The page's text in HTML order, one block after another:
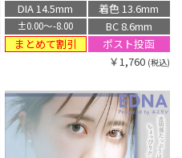
DIA 14.5mm
着色 13.6mm
±0.00〜-8.00
BC 8.6mm
まとめて割引
ポスト投函
￥1,760 (税込)